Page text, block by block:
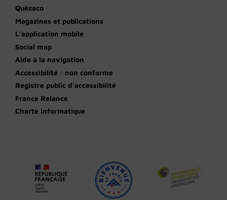
Quèzaco
Magazines et publications
L’application mobile
Social map
Aide à la navigation
Accessibilité : non conforme
Registre public d’accessibilité
France Relance
Charte informatique